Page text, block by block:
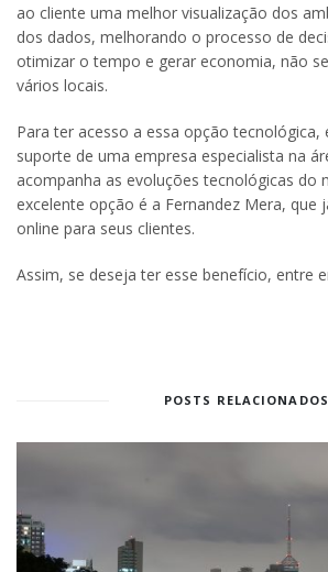
ao cliente uma melhor visualização dos
dos dados, melhorando o processo de
otimizar o tempo e gerar economia, não
vários locais.
Para ter acesso a essa opção tecnológica,
suporte de uma empresa especialista na
acompanha as evoluções tecnológicas do
excelente opção é a Fernandez Mera, que
online para seus clientes.
Assim, se deseja ter esse benefício, entre
POSTS RELACIONADOS